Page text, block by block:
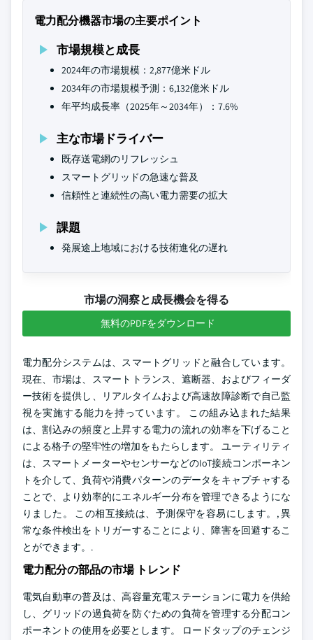
電力配分機器市場の主要ポイント
市場規模と成長
2024年の市場規模：2,877億米ドル
2034年の市場規模予測：6,132億米ドル
年平均成長率（2025年～2034年）：7.6%
主な市場ドライバー
既存送電網のリフレッシュ
スマートグリッドの急速な普及
信頼性と連続性の高い電力需要の拡大
課題
発展途上地域における技術進化の遅れ
市場の洞察と成長機会を得る
無料のPDFをダウンロード
電力配分システムは、スマートグリッドと融合しています。
現在、市場は、スマートトランス、遮断器、およびフィーダ
ー技術を提供し、リアルタイムおよび高速故障診断で自己監
視を実施する能力を持っています。 この組み込まれた結果
は、割込みの頻度と上昇する電力の流れの効率を下げること
による格子の堅牢性の増加をもたらします。 ユーティリティ
は、スマートメーターやセンサーなどのIoT接続コンポーネン
トを介して、負荷や消費パターンのデータをキャプチャする
ことで、より効率的にエネルギー分布を管理できるようにな
りました。 この相互接続は、予測保守を容易にします。, 異
常な条件検出をトリガーすることにより、障害を回避するこ
とができます。.
電力配分の部品の市場 トレンド
電気自動車の普及は、高容量充電ステーションに電力を供給
し、グリッドの過負荷を防ぐための負荷を管理する分配コン
ポーネントの使用を必要とします。 ロードタップのチェンジ